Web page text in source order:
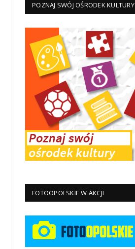
POZNAJ SWÓJ OŚRODEK KULTURY
FOTOOPOLSKIE W AKCJI